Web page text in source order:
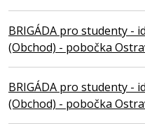
BRIGÁDA pro studenty -
(Obchod) - pobočka
BRIGÁDA pro studenty -
(Obchod) - pobočka